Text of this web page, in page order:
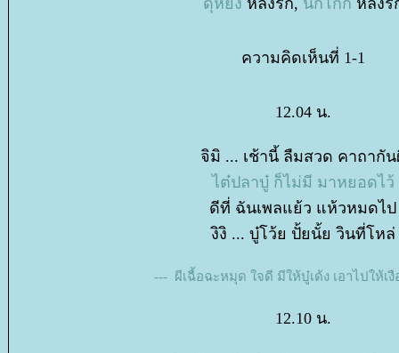
ดุหยง หลงรัก, นกโก๊ก หลงรั
ความคิดเห็นที่ 1-1
12.04 น.
จิมิ ... เช้านี้ ลืมสวด คาถากั
ไต๋ปลาบู๋ ก็ไม่มี มาหยอดไว้
ดีที่ ฉันเพลแย้ว แห้วหมดไป
งิงิ ... บู๋โว้ย ปั้ยนั้ย วินที่โหล่
--- ผีเฉื้อฉะหมุด ใจดี มีให้บู๋เด้ง เอาไปให้เ
12.10 น.